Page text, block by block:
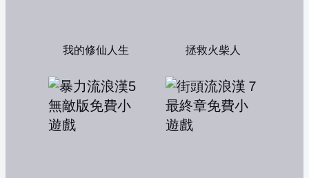
我的修仙人生 拯救火柴人